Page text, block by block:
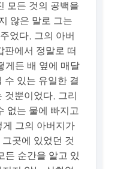
모든 것의 공백을
않은 말로 그는
었다. 그의 아버
판에서 정말로 떠
게든 배 옆에 매달
수 있는 유일한 결
것뿐이었다. 그리
없는 물에 빠지고
그의 아버지가
곳에 있었던 것
든 순간을 알고 있